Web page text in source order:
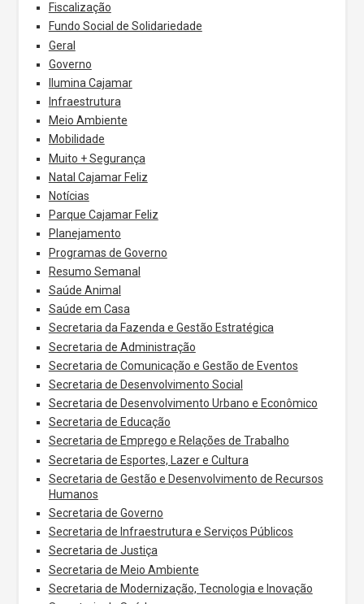
Fiscalização
Fundo Social de Solidariedade
Geral
Governo
Ilumina Cajamar
Infraestrutura
Meio Ambiente
Mobilidade
Muito + Segurança
Natal Cajamar Feliz
Notícias
Parque Cajamar Feliz
Planejamento
Programas de Governo
Resumo Semanal
Saúde Animal
Saúde em Casa
Secretaria da Fazenda e Gestão Estratégica
Secretaria de Administração
Secretaria de Comunicação e Gestão de Eventos
Secretaria de Desenvolvimento Social
Secretaria de Desenvolvimento Urbano e Econômico
Secretaria de Educação
Secretaria de Emprego e Relações de Trabalho
Secretaria de Esportes, Lazer e Cultura
Secretaria de Gestão e Desenvolvimento de Recursos
Humanos
Secretaria de Governo
Secretaria de Infraestrutura e Serviços Públicos
Secretaria de Justiça
Secretaria de Meio Ambiente
Secretaria de Modernização, Tecnologia e Inovação